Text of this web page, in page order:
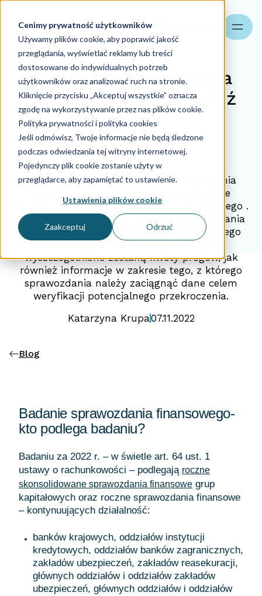
Cenimy prywatność użytkowników
Używamy plików cookie, aby poprawić jakość
przeglądania, wyświetlać reklamy lub treści
dostosowane do indywidualnych potrzeb
użytkowników oraz analizować ruch na stronie.
Kliknięcie przycisku „Akceptuj wszystkie” oznacza
zgodę na wykorzystywanie przez nas plików cookie.
Polityka prywatności i polityka cookies
Jeśli odmówisz, Twoje informacje nie będą śledzone
podczas odwiedzania tej witryny internetowej.
Pojedynczy plik cookie zostanie użyty w
przeglądarce, aby zapamiętać to ustawienie.
Ustawienia plików cookie
Zaakceptuj Odrzuć
Badanie sprawozdania
finansowego - sprawdź
progi
07.11.2022
Przypominamy o konieczności sprawdzenia
progów, których przekroczenie powoduje
obowiązek badania sprawozdania finansowego .
Jeśli chodzi zaś o samo badanie sprawozdania
finansowego – jakie progi kwalifikują do tego
wyszczególnione zostaną kwoty progów, jak
również informacje w zakresie tego, z którego
sprawozdania należy zaciągnąć dane celem
weryfikacji potencjalnego przekroczenia.
Katarzyna Krupa07.11.2022
Blog
Badanie sprawozdania finansowego-
kto podlega badaniu?
Badaniu za 2022 r. – w świetle art. 64 ust. 1
ustawy o rachunkowości – podlegają roczne
skonsolidowane sprawozdania finansowe grup
kapitałowych oraz roczne sprawozdania finansowe
– kontynuujących działalność:
banków krajowych, oddziałów instytucji
kredytowych, oddziałów banków zagranicznych,
zakładów ubezpieczeń, zakładów reasekuracji,
głównych oddziałów i oddziałów zakładów
ubezpieczeń, głównych oddziałów i oddziałów